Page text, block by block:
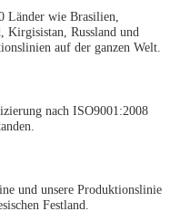
Länder wie Brasilien,
Kirgisistan, Russland und
auf der ganzen Welt.
nach ISO9001:2008
und unsere Produktionslinie
Festland.